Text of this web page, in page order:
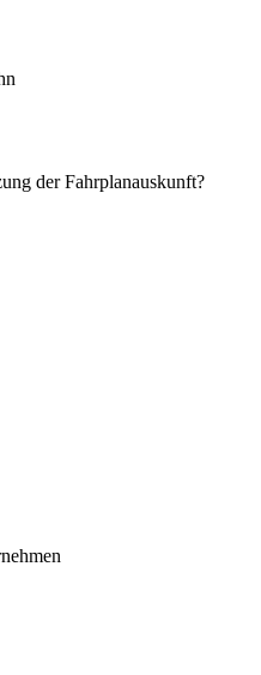
der Fahrplanauskunft?